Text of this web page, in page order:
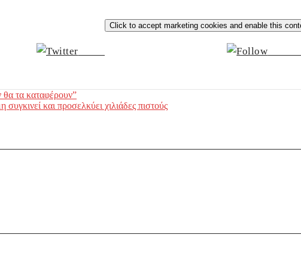
Click to accept marketing cookies and enable this
θα τα καταφέρουν”
και προσελκύει χιλιάδες πιστούς